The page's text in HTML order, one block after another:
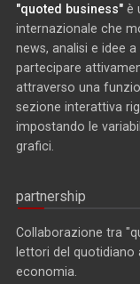
"quoted business" è
internazionale che
news, analisi e idee
partecipare
attraverso una
sezione interattiva
impostando le
grafici.
partnership
Collaborazione tra
lettori del quotidiano
economia.